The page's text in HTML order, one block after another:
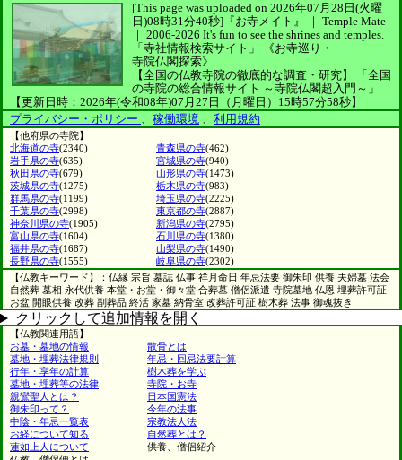
[This page was uploaded on 2026年07月28日(火曜
日)08時31分40秒] 『お寺メイト』 ｜ Temple Mate
｜ 2006-2026 It's fun to see the shrines and temples.
「寺社情報検索サイト」
《お寺巡り・
寺院仏閣探索》
【全国の仏教寺院の徹底的な調査・研究】
「全国
の寺院の総合情報サイト ～寺院仏閣超入門～」
【更新日時：2026年(令和08年)07月27日（月曜日）15時57分58秒】
プライバシー・ポリシー 、 稼働環境 、 利用規約
【他府県の寺院】
北海道の寺(2340) 青森県の寺(462)
岩手県の寺(635) 宮城県の寺(940)
秋田県の寺(679) 山形県の寺(1473)
茨城県の寺(1275) 栃木県の寺(983)
群馬県の寺(1199) 埼玉県の寺(2225)
千葉県の寺(2998) 東京都の寺(2887)
神奈川県の寺(1905) 新潟県の寺(2795)
富山県の寺(1604) 石川県の寺(1380)
福井県の寺(1687) 山梨県の寺(1490)
長野県の寺(1555) 岐阜県の寺(2302)
【仏教キーワード】：仏縁 宗旨 墓誌 仏事 祥月命日 年忌法要 御朱印 供養 夫婦墓 法会
自然葬 墓相 永代供養 本堂・お堂・御々堂 合葬墓 僧侶派遣 寺院墓地 仏恩 埋葬許可証
お盆 開眼供養 改葬 副葬品 終活 家墓 納骨室 改葬許可証 樹木葬 法事 御魂抜き
クリックして追加情報を開く
【仏教関連用語】
お墓・墓地の情報
散骨とは
墓地・埋葬法律規則
年忌・回忌法要計算
行年・享年の計算
樹木葬を学ぶ
墓地・埋葬等の法律
寺院・お寺
親鸞聖人とは？
日本国憲法
御朱印って？
今年の法事
中陰・年忌一覧表
宗教法人法
お経について知る
自然葬とは？
蓮如上人について
供養、僧侶紹介